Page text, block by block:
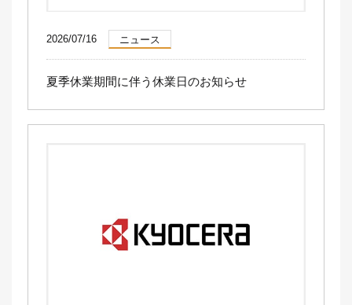
2026/07/16 ニュース
夏季休業期間に伴う休業日のお知らせ